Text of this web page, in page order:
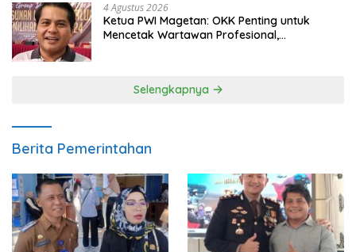
4 Agustus 2026
Ketua PWI Magetan: OKK Penting untuk
Mencetak Wartawan Profesional,
Selengkapnya
Berita Pemerintahan